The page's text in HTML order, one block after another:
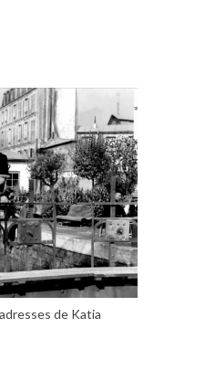
de Katia